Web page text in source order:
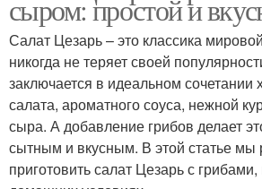
сыром: простой и
Салат Цезарь – это классика
никогда не теряет своей
заключается в идеальном сочетании
салата, ароматного соуса, нежной
сыра. А добавление грибов делает
сытным и вкусным. В этой статье мы
приготовить салат Цезарь с